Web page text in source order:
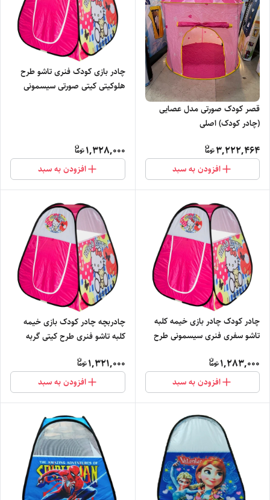
قصر کودک صورتی مدل عصایی
(چادر کودک) اصلی
3,222,464
افزودن به سبد
چادر بازی کودک فنری تاشو طرح
هلوکیتی کیتی صورتی سیسمونی
1,328,000
افزودن به سبد
چادر کودک چادر بازی خیمه کلبه
تاشو سفری فنری سیسمونی طرح
1,283,000
افزودن به سبد
چادربچه چادر کودک بازی خیمه
کلبه تاشو فنری طرح کیتی گربه
1,321,000
افزودن به سبد